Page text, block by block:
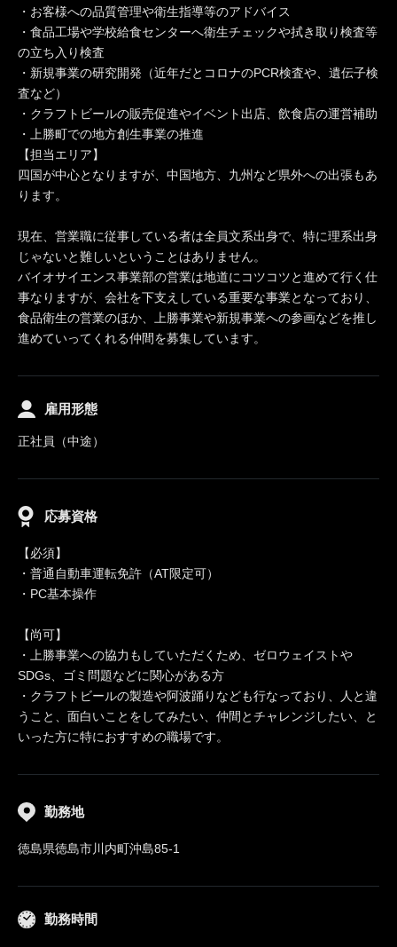
・お客様への品質管理や衛生指導等のアドバイス
・食品工場や学校給食センターへ衛生チェックや拭き取り検査等
の立ち入り検査
・新規事業の研究開発（近年だとコロナのPCR検査や、遺伝子検
査など）
・クラフトビールの販売促進やイベント出店、飲食店の運営補助
・上勝町での地方創生事業の推進
【担当エリア】
四国が中心となりますが、中国地方、九州など県外への出張もあ
ります。
現在、営業職に従事している者は全員文系出身で、特に理系出身
じゃないと難しいということはありません。
バイオサイエンス事業部の営業は地道にコツコツと進めて行く仕
事なりますが、会社を下支えしている重要な事業となっており、
食品衛生の営業のほか、上勝事業や新規事業への参画などを推し
進めていってくれる仲間を募集しています。
雇用形態
正社員（中途）
応募資格
【必須】
・普通自動車運転免許（AT限定可）
・PC基本操作
【尚可】
・上勝事業への協力もしていただくため、ゼロウェイストや
SDGs、ゴミ問題などに関心がある方
・クラフトビールの製造や阿波踊りなども行なっており、人と違
うこと、面白いことをしてみたい、仲間とチャレンジしたい、と
いった方に特におすすめの職場です。
勤務地
徳島県徳島市川内町沖島85-1
勤務時間